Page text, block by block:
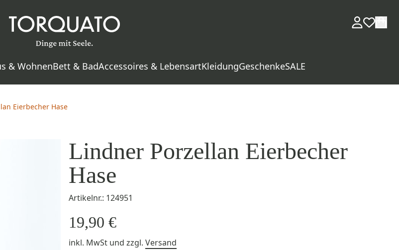
& WohnenBett & BadAccessoires & LebensartKleidungGeschenkeSALE
Eierbecher Hase
Lindner Porzellan Eierbecher
Hase
Artikelnr.: 124951
19,90 €
inkl. MwSt und zzgl. Versand